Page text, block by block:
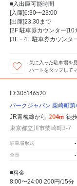
■入出庫可能時間
[入庫]6:30〜23:00
[出庫]23:30まで
[2F 駐車券カウンター
[3F・4F 駐車券カウン
気に入った駐車場を
ハートをタップして
ID:305146520
パークジャパン 柴崎町第
JR青梅線から 204m 徒
東京都立川市柴崎町3-7
駐車場形式 -
全長 -
■料金
8:00〜24:00 200円/15分